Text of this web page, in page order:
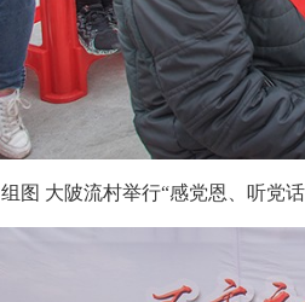
组图 大陂流村举行“感党恩、听党